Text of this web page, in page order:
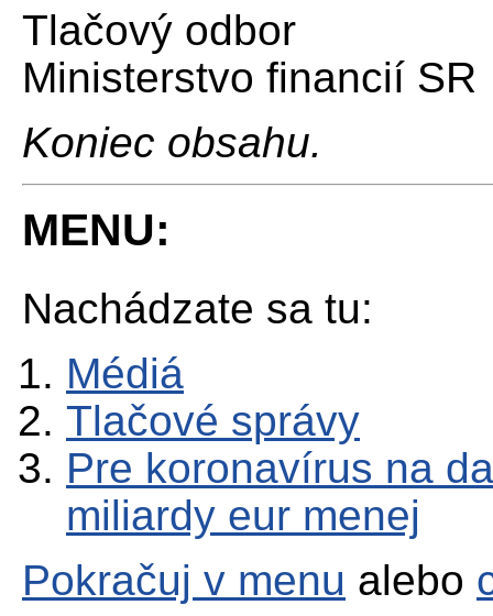
Tlačový odbor
Ministerstvo financií SR
Koniec obsahu.
MENU:
Nachádzate sa tu:
Médiá
Tlačové správy
Pre koronavírus na
miliardy eur menej
Pokračuj v menu alebo